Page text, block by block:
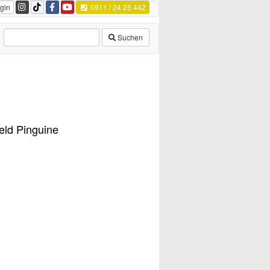
0911 / 24 25 442
Suchen
Pinguine